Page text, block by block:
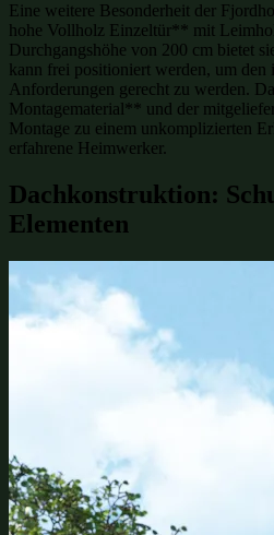
Eine weitere Besonderheit der
hohe Vollholz Einzeltür** mit
Durchgangshöhe von 200 cm bietet
kann frei positioniert werden, um
Anforderungen gerecht zu werden.
Montagematerial** und der
Montage zu einem unkomplizierten
erfahrene Heimwerker.
Dachkonstruktion:
Elementen